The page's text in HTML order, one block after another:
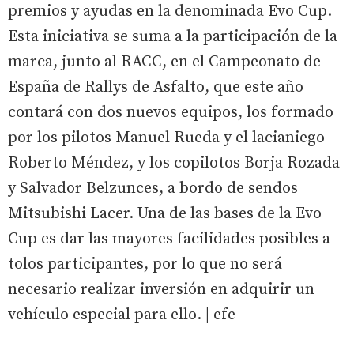
premios y ayudas en la denominada Evo Cup.
Esta iniciativa se suma a la participación de la
marca, junto al RACC, en el Campeonato de
España de Rallys de Asfalto, que este año
contará con dos nuevos equipos, los formado
por los pilotos Manuel Rueda y el lacianiego
Roberto Méndez, y los copilotos Borja Rozada
y Salvador Belzunces, a bordo de sendos
Mitsubishi Lacer. Una de las bases de la Evo
Cup es dar las mayores facilidades posibles a
tolos participantes, por lo que no será
necesario realizar inversión en adquirir un
vehículo especial para ello. | efe